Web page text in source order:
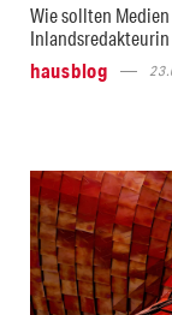
Wie sollten
Inlandsredakteurin
hausblog